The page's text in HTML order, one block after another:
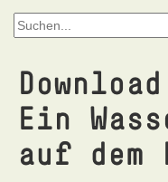
Ein
auf dem